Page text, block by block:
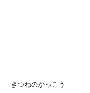
きつねのがっこう